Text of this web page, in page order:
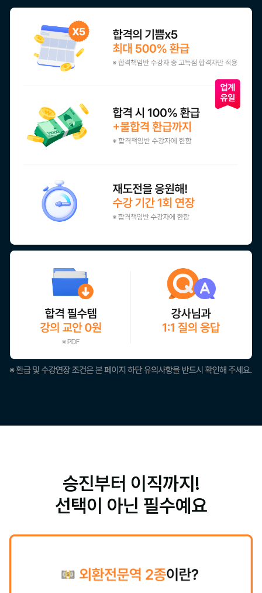
승진부터 이직까지!
선택이 아닌 필수예요